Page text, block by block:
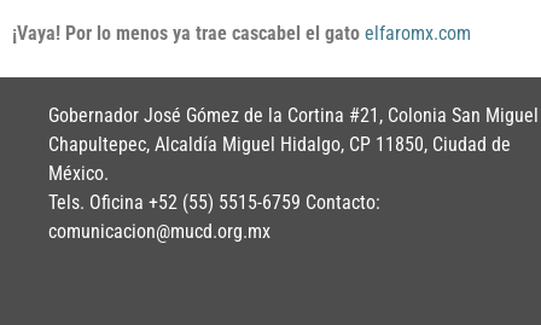
¡Vaya! Por lo menos ya trae cascabel el gato elfaromx.com
Gobernador José Gómez de la Cortina #21, Colonia San Miguel
Chapultepec, Alcaldía Miguel Hidalgo, CP 11850, Ciudad de
México.
Tels. Oficina +52 (55) 5515-6759 Contacto:
comunicacion@mucd.org.mx